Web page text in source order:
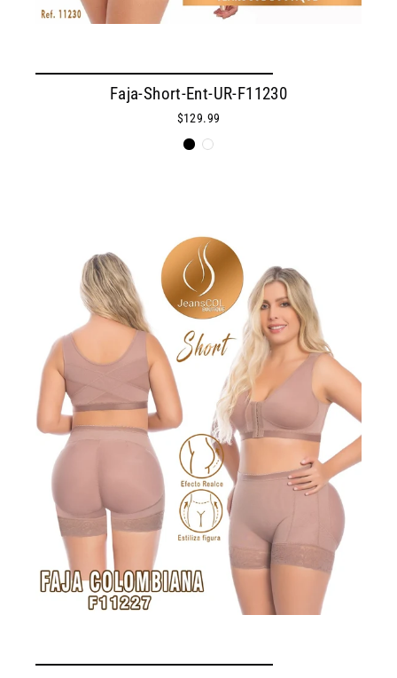
Faja-Short-Ent-UR-F11230
$129.99